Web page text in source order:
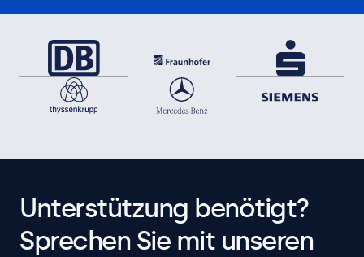
Unterstützung benötigt?
Sprechen Sie mit unseren